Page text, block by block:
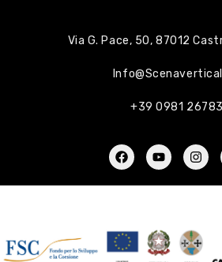
Via G. Pace, 50, 87012
+39 0981 26783